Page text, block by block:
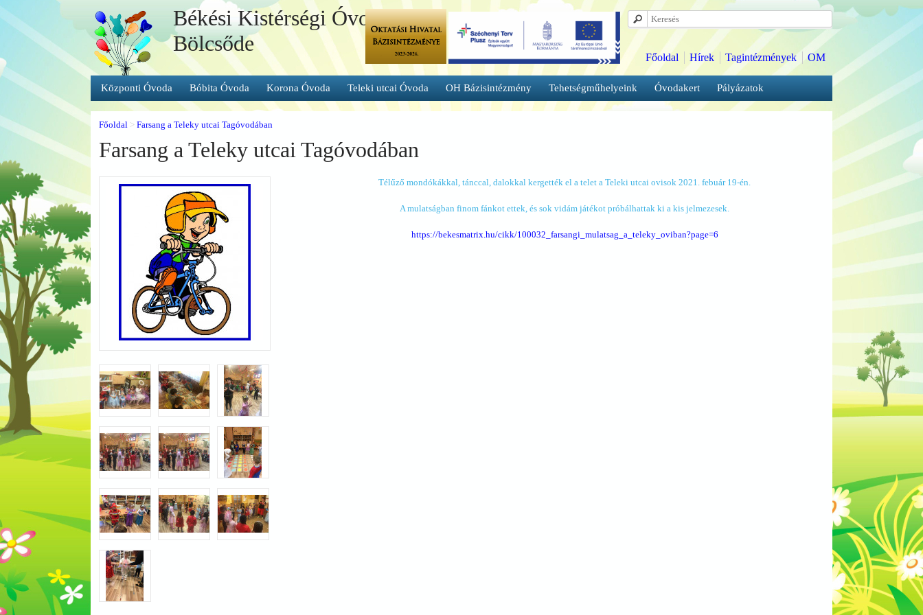
Békési Kistérségi Óvoda és
Bölcsőde
Főoldal Hírek Tagintézmények OM
Központi Óvoda Bóbita Óvoda Korona Óvoda Teleki utcai Óvoda OH Bázisintézmény Tehetségműhelyeink Óvodakert Pályázatok
Főoldal > Farsang a Teleky utcai Tagóvodában
Farsang a Teleky utcai Tagóvodában
Télűző mondókákkal, tánccal, dalokkal kergették el a telet a Teleki utcai ovisok 2021. febuár 19-én.
A mulatságban finom fánkot ettek, és sok vidám játékot próbálhattak ki a kis jelmezesek.
https://bekesmatrix.hu/cikk/100032_farsangi_mulatsag_a_teleky_oviban?page=6